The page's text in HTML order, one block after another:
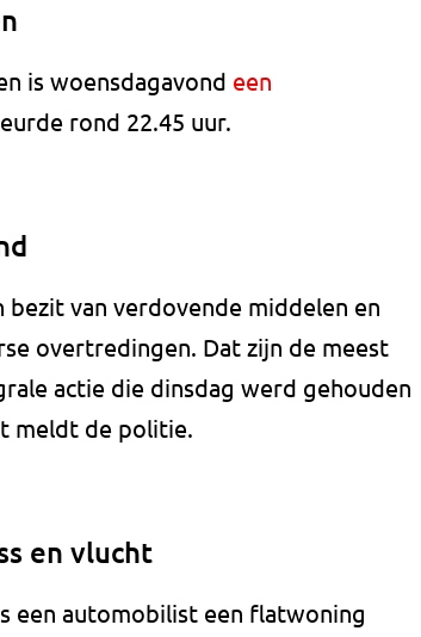
is woensdagavond een
rond 22.45 uur.
bezit van verdovende middelen en
overtredingen. Dat zijn de meest
actie die dinsdag werd gehouden
meldt de politie.
en vlucht
een automobilist een flatwoning